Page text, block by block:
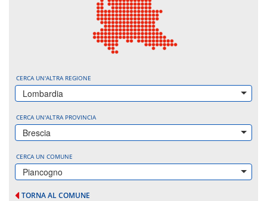
CERCA UN'ALTRA REGIONE
Lombardia
CERCA UN'ALTRA PROVINCIA
Brescia
CERCA UN COMUNE
Piancogno
TORNA AL COMUNE